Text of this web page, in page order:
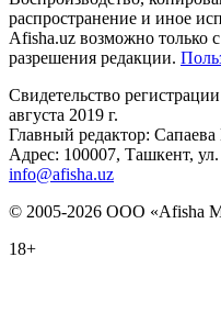
распространение и иное
Afisha.uz возможно только
разрешения редакции.
Свидетельство
августа 2019 г.
Главный редактор:
Адрес: 100007, Ташкент,
info@afisha.uz
© 2005-2026 ООО «Afisha
18+